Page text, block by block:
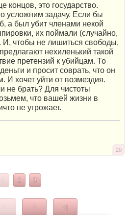
концов, это государство.
усложним задачу. Если бы
а был убит членами некой
их поймали (случайно,
И, чтобы не лишиться свободы,
нехиленький такой
претензий к убийцам. То
и просит соврать, что он
И хочет уйти от возмездия.
не брать? Для чистоты
что вашей жизни в
не угрожает.
20
1 2 3
< > >|